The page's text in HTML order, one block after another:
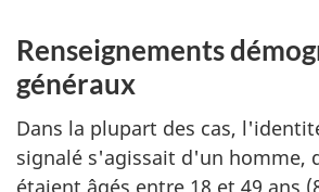
Renseignements
généraux
Dans la plupart des cas,
signalé s'agissait d'un homme,
étaient âgés entre 18 et 49 ans